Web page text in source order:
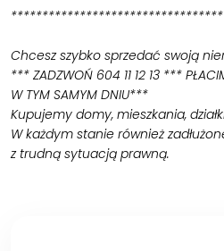
Chcesz szybko sprzedać swoją
*** ZADZWOŃ 604 11 12 13 ***
W TYM SAMYM DNIU***
Kupujemy domy, mieszkania,
W każdym stanie również
z trudną sytuacją prawną.